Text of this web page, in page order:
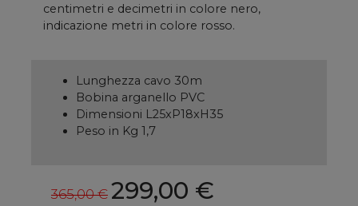
centimetri e decimetri in colore nero,
indicazione metri in colore rosso.
Lunghezza cavo 30m
Bobina arganello PVC
Dimensioni L25xP18xH35
Peso in Kg 1,7
365,00 € 299,00 €